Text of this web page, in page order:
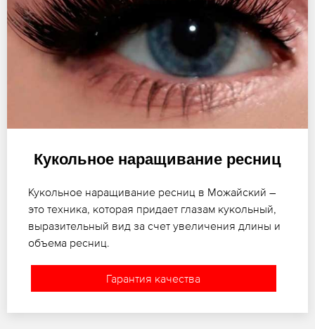
Кукольное наращивание ресниц
Кукольное наращивание ресниц в Можайский –
это техника, которая придает глазам кукольный,
выразительный вид за счет увеличения длины и
объема ресниц.
Гарантия качества